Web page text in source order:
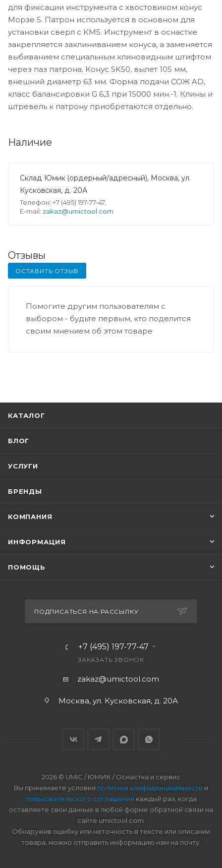
для фиксации инструмента с хвостовиком конус
Морзе 5. Патрон используется в основном для
установки сверл с КМ5. Инструмент в оснастке
закрепляется заклиниванием конуса, а заменяется
выбиванием специальным клиновидным штифтом
через паз патрона. Конус SK50, вылет 105 мм,
внешний диаметр 63 мм. Форма подачи СОЖ AD,
класс балансировки G 6,3 при 15000 мин.-1. Клины и
штревель к патрону приобретаются отдельно.
Наличие
Склад Юмик (ордерный/адресный), Москва, ул.
Кусковская, д. 20А
Телефон: +7 (495) 197-77-47,
E-mail: zakaz@umictool.com
Отзывы
ОСТАВИТЬ ОТЗЫВ
Помогите другим пользователям с
выбором - будьте первым, кто поделится
своим мнением об этом товаре
КАТАЛОГ
БЛОГ
УСЛУГИ
БРЕНДЫ
КОМПАНИЯ
ИНФОРМАЦИЯ
ПОМОЩЬ
ПОДПИСАТЬСЯ НА РАССЫЛКУ
+7 (495) 197-77-47
ЗАКАЗАТЬ ЗВОНОК
zakaz@umictool.com
Москва, ул. Кусковская, д. 20А
2026 © UMIC / ЮМИК / Оснастка и сервис
Вы принимаете условия политики конфиденциальности и
пользовательского соглашения каждый раз, когда
оставляете свои данные в любой форме обратной связи на
сайте umictool.com.
Обнаружив ошибку или неточность в тексте или описании
товара, можно отправить информацию нам на почту.